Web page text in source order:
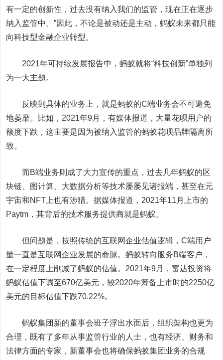
有一定的创新性，过去没有纳入我们的监管，现在正在逐步
纳入监管中。”因此，不论是被动还是主动，蚂蚁未来都只能
向科技型金融企业转型。
2021年可持续发展报告中，蚂蚁就将“科技创新”单独列
为一大主题。
反映到具体的业务上，就是蚂蚁的C端业务会不可避免
地萎靡。比如，2021年9月，有媒体报道，大量花呗用户的
额度下跌，这主要是因为被纳入监管的蚂蚁花呗品牌隔离所
致。
而B端业务则成了大力宣传的重点，过去几年蚂蚁的区
块链、图计算、大数据分析等技术屡屡见诸报端，甚至在元
宇宙和NFT上也有涉猎。据媒体报道，2021年11月上市的
Paytm，其背后的技术服务提供商就是蚂蚁。
但问题是，按照传统的互联网企业估值逻辑，C端用户
量一直是互联网企业发展的命脉。蚂蚁转向服务B端客户，
在一定程度上削减了蚂蚁的估值。2021年9月，富达投资将
蚂蚁估值下调至670亿美元，较2020年筹备上市时的2250亿
美元的目标估值下跌70.22%。
蚂蚁集团新的董事会班子浮出水面后，组织架构也更为
合理，既有了多年从事监管行业的人士，也有经济、财务和
法律方面的专家，新董事会也将确保蚂蚁集团业务的合规